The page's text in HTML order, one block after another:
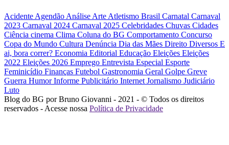
Acidente Agendão Análise Arte Atletismo Brasil Carnatal Carnaval
2023 Carnaval 2024 Carnaval 2025 Celebridades Chuvas Cidades
Ciência cinema Clima Coluna do BG Comportamento Concurso
Copa do Mundo Cultura Denúncia Dia das Mães Direito Diversos E
ai, bora correr? Economia Editorial Educação Eleições Eleições
2022 Eleições 2026 Emprego Entrevista Especial Esporte
Feminicídio Finanças Futebol Gastronomia Geral Golpe Greve
Guerra HumorInforme Publicitário Internet Jornalismo Judiciário
Luto
Blog do BG por Bruno Giovanni - 2021 - © Todos os direitos
reservados - Acesse nossa Política de Privacidade